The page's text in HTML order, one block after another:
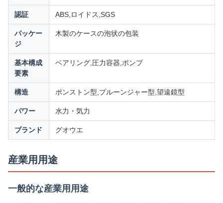
認証 ABS,ロイドス,SGS
パッケー
ジ
木製のケースの泡状の包装
基本構成
要素
ベアリング,圧力容器,ポンプ
構造 ポンストン型,プルーンジャー型,望遠鏡型
パワー 水力・気力
ブランド グオウエ
産業用用途
一般的な産業用用途